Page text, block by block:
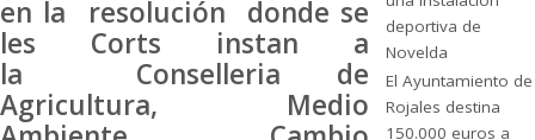
en la resolución donde se
les Corts instan a
la Conselleria de
Agricultura, Medio
deportiva de
Novelda
El Ayuntamiento de
Rojales destina
150.000 euros a